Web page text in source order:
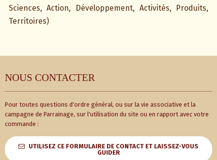
Sciences, Action, Développement, Activités, Produits,
Territoires)
NOUS CONTACTER
Pour toutes questions d'ordre général, ou sur la vie associative et la
campagne de Parrainage, sur l'utilisation du site ou en rapport avec votre
commande :
UTILISEZ CE FORMULAIRE DE CONTACT ET LAISSEZ-VOUS
GUIDER